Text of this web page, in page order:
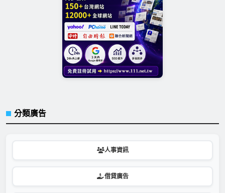
分類廣告
人事資訊
借貸廣告